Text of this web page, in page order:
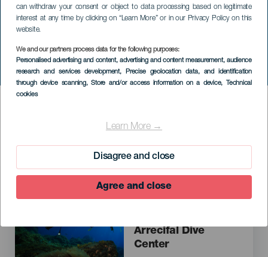
can withdraw your consent or object to data processing based on legitimate
interest at any time by clicking on “Learn More” or in our Privacy Policy on this
website.
We and our partners process data for the following purposes:
Personalised advertising and content, advertising and content measurement, audience
research and services development, Precise geolocation data, and identification
through device scanning, Store and/or access information on a device, Technical
cookies
Learn More →
Disagree and close
Agree and close
HIC SERVICES DIRECTORY FORM
Arrecifal Dive
Center